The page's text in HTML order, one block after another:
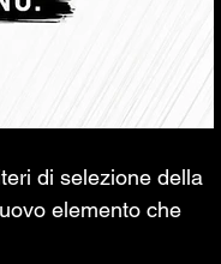
di selezione della
elemento che